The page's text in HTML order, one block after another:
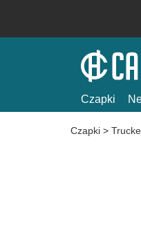
Czapki
Czapki >